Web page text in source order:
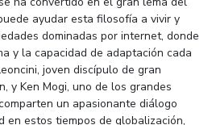
ayudar esta filosofía a vivir y
dominadas por internet, donde
y la capacidad de adaptación cada
joven discípulo de gran
y Ken Mogi, uno de los grandes
un apasionante diálogo
en estos tiempos de globalización,